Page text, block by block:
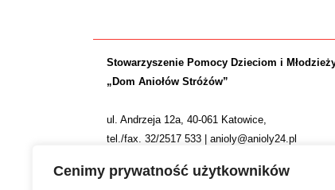
Cenimy prywatność użytkowników
Stowarzyszenie Pomocy Dzieciom i
„Dom Aniołów Stróżów”
ul. Andrzeja 12a, 40-061 Katowice,
tel./fax. 32/2517 533 | anioly@anioly24.pl
NIP: 634 24 24 781 | REGON: 277553974 | KRS
Nr konta: ING Bank Śląski S.A. 36 1050 1214